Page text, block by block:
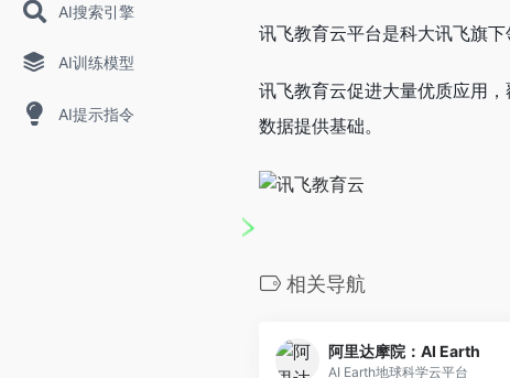
AI搜索引擎
AI训练模型
AI提示指令
讯飞教育云平台是科大讯飞旗下
讯飞教育云促进大量优质应用
数据提供基础。
相关导航
阿里达摩院：AI Earth
AI Earth地球科学云平台